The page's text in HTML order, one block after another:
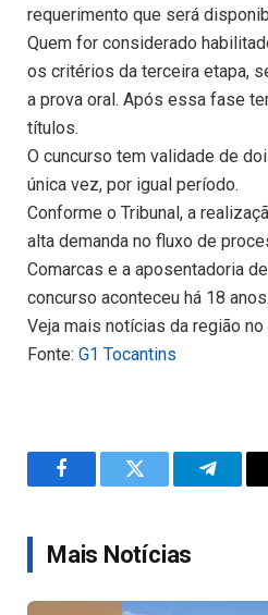
requerimento que será
Quem for considerado
os critérios da terceira etapa,
a prova oral. Após essa fase
títulos.
O cuncurso tem validade de
única vez, por igual período.
Conforme o Tribunal, a
alta demanda no fluxo de
Comarcas e a aposentadoria
concurso aconteceu há 18 anos.
Veja mais notícias da região no
Fonte: G1 Tocantins
FacebookTwitter
Mais Notícias